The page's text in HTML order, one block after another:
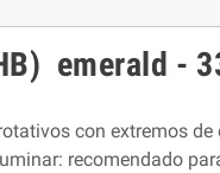
emerald -
con extremos
recomendado